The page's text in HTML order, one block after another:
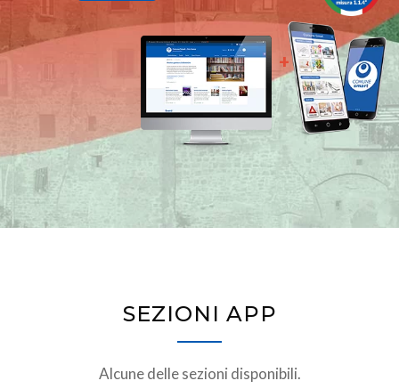
+
SEZIONI APP
Alcune delle sezioni disponibili.